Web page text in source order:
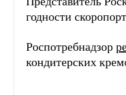
годности
Роспотребнадзор
кондитерских